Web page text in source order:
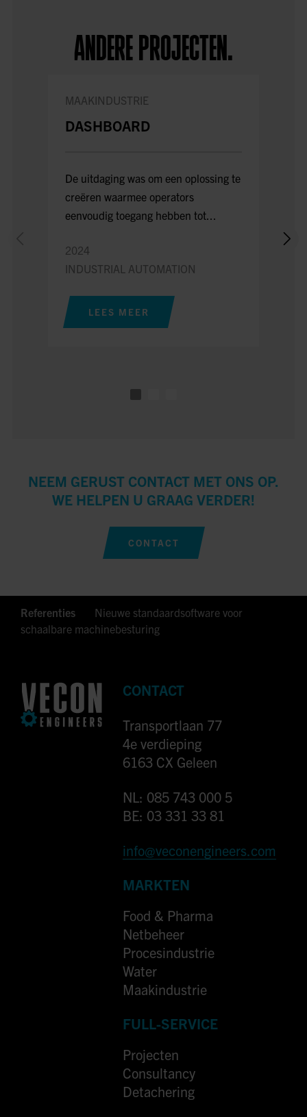
ANDERE PROJECTEN.
MAAKINDUSTRIE
DASHBOARD
De uitdaging was om een oplossing te
creëren waarmee operators
eenvoudig toegang hebben tot...
2024
INDUSTRIAL AUTOMATION
LEES MEER
NEEM GERUST CONTACT MET ONS OP.
WE HELPEN U GRAAG VERDER!
CONTACT
Referenties
Nieuwe standaardsoftware voor
schaalbare machinebesturing
CONTACT
Transportlaan 77
4e verdieping
6163 CX Geleen
NL: 085 743 000 5
BE: 03 331 33 81
info@veconengineers.com
MARKTEN
Food & Pharma
Netbeheer
Procesindustrie
Water
Maakindustrie
FULL-SERVICE
Projecten
Consultancy
Detachering